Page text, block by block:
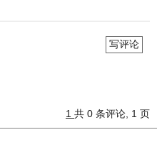
写评论
1 共 0 条评论, 1 页